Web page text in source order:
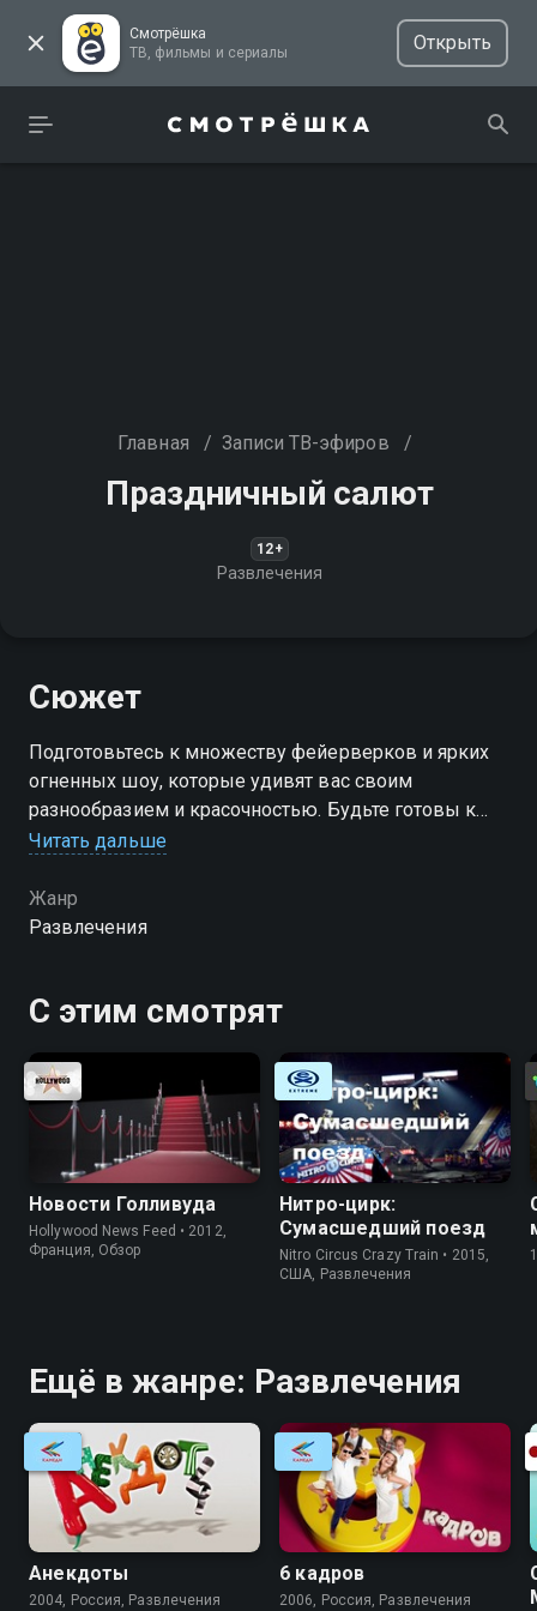
Смотрёшка
ТВ, фильмы и сериалы
Открыть
Главная / Записи ТВ-эфиров /
Праздничный салют
12+
Развлечения
Сюжет
Подготовьтесь к множеству фейерверков и ярких
огненных шоу, которые удивят вас своим
разнообразием и красочностью. Будьте готовы к
морю позитивных эмоций!
Читать дальше
Жанр
Развлечения
С этим смотрят
Новости Голливуда
Hollywood News Feed • 2012,
Франция, Обзор
Нитро-цирк:
Сумасшедший поезд
Nitro Circus Crazy Train • 2015,
США, Развлечения
Ещё в жанре: Развлечения
Анекдоты
2004, Россия, Развлечения
6 кадров
2006, Россия, Развлечения